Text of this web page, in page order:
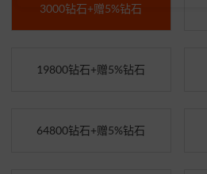
3000钻石+赠5%钻石
19800钻石+赠5%钻石
64800钻石+赠5%钻石